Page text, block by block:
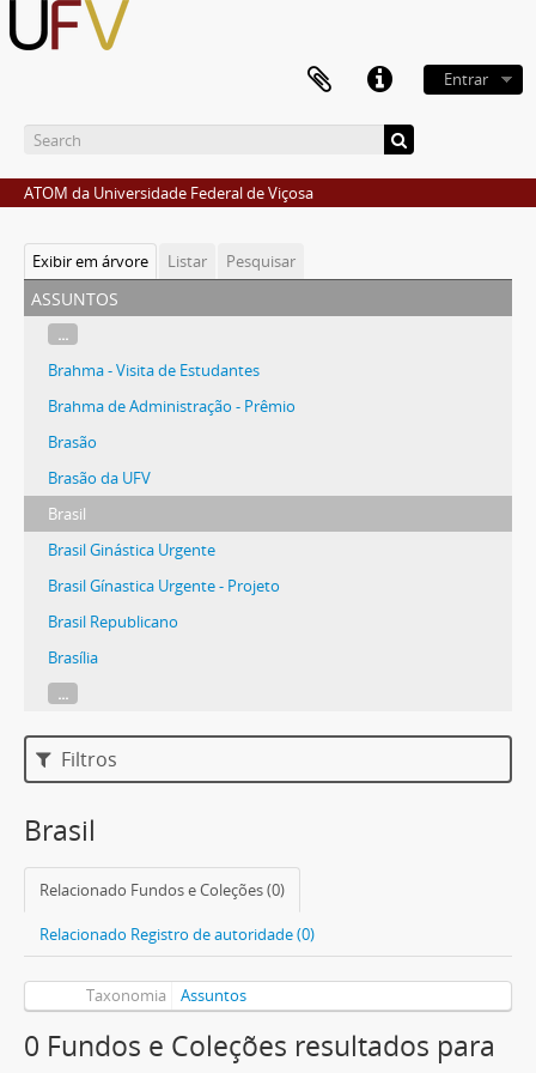
Entrar
ATOM da Universidade Federal de Viçosa
Exibir em árvore Listar Pesquisar
assuntos
...
Brahma - Visita de Estudantes
Brahma de Administração - Prêmio
Brasão
Brasão da UFV
Brasil
Brasil Ginástica Urgente
Brasil Gínastica Urgente - Projeto
Brasil Republicano
Brasília
...
Filtros
Brasil
Relacionado Fundos e Coleções (0)
Relacionado Registro de autoridade (0)
Taxonomia Assuntos
0 Fundos e Coleções resultados para